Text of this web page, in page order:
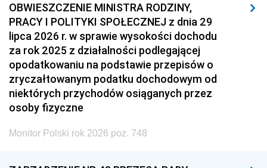
OBWIESZCZENIE MINISTRA RODZINY,
PRACY I POLITYKI SPOŁECZNEJ z dnia 29
lipca 2026 r. w sprawie wysokości dochodu
za rok 2025 z działalności podlegającej
opodatkowaniu na podstawie przepisów o
zryczałtowanym podatku dochodowym od
niektórych przychodów osiąganych przez
osoby fizyczne
Monitor Polski rok 2026 poz. 748